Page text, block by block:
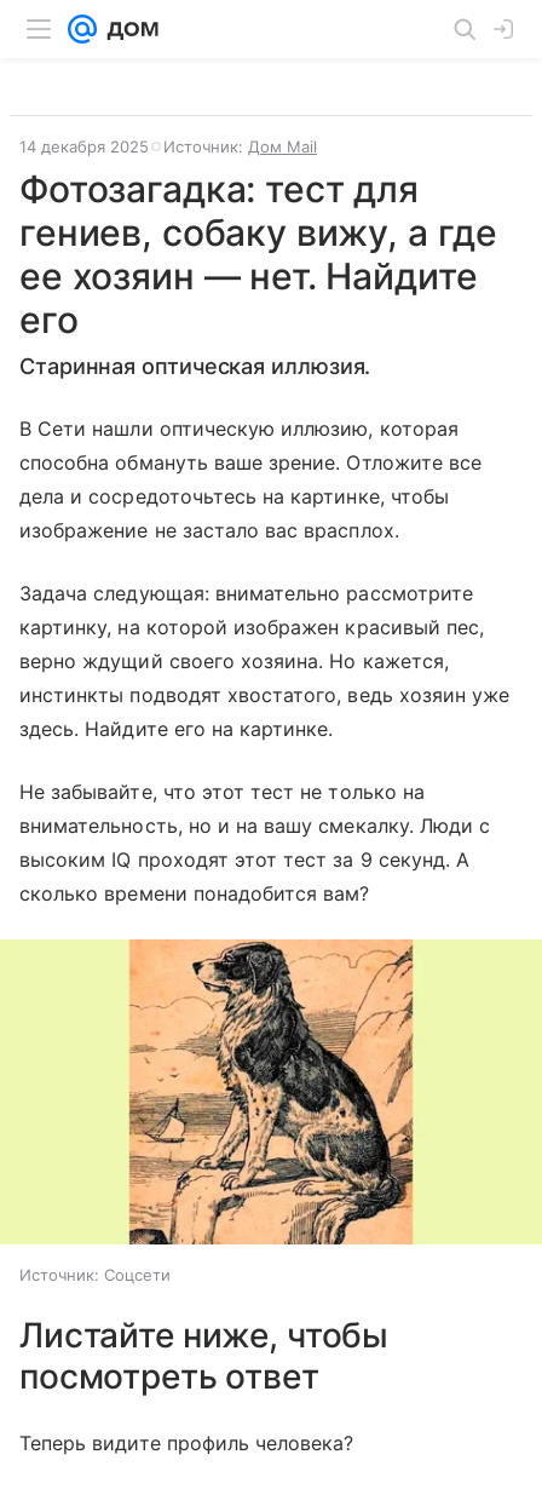
14 декабря 2025 Источник: Дом Mail
Фотозагадка: тест для
гениев, собаку вижу, а где
ее хозяин — нет. Найдите
его
Старинная оптическая иллюзия.
В Сети нашли оптическую иллюзию, которая
способна обмануть ваше зрение. Отложите все
дела и сосредоточьтесь на картинке, чтобы
изображение не застало вас врасплох.
Задача следующая: внимательно рассмотрите
картинку, на которой изображен красивый пес,
верно ждущий своего хозяина. Но кажется,
инстинкты подводят хвостатого, ведь хозяин уже
здесь. Найдите его на картинке.
Не забывайте, что этот тест не только на
внимательность, но и на вашу смекалку. Люди с
высоким IQ проходят этот тест за 9 секунд. А
сколько времени понадобится вам?
Источник: Соцсети
Листайте ниже, чтобы
посмотреть ответ
Теперь видите профиль человека?